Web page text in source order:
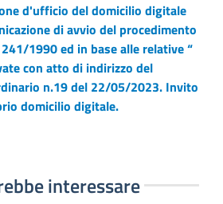
d'ufficio del domicilio digitale
di avvio del procedimento
1990 ed in base alle relative “
con atto di indirizzo del
n.19 del 22/05/2023. Invito
domicilio digitale.
interessare